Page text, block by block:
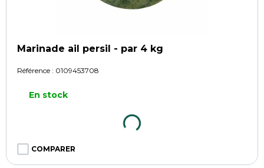
Marinade ail persil - par 4 kg
Référence : 0109453708
En stock
COMPARER